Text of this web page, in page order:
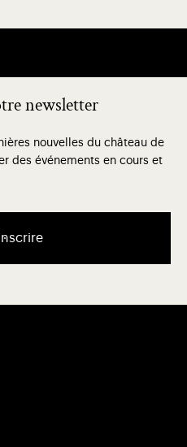
newsletter
nouvelles du château de
des événements en cours et